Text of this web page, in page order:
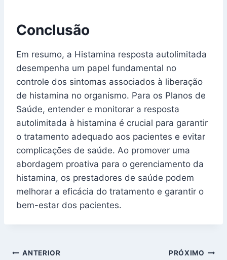
Conclusão
Em resumo, a Histamina resposta autolimitada
desempenha um papel fundamental no
controle dos sintomas associados à liberação
de histamina no organismo. Para os Planos de
Saúde, entender e monitorar a resposta
autolimitada à histamina é crucial para garantir
o tratamento adequado aos pacientes e evitar
complicações de saúde. Ao promover uma
abordagem proativa para o gerenciamento da
histamina, os prestadores de saúde podem
melhorar a eficácia do tratamento e garantir o
bem-estar dos pacientes.
Navegação
ANTERIOR PRÓXIMO